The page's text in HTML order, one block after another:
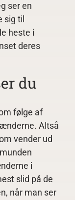
ser en
sig til
heste i
deres
du
følge af
Altså
vender ud
i
slid på de
når man ser